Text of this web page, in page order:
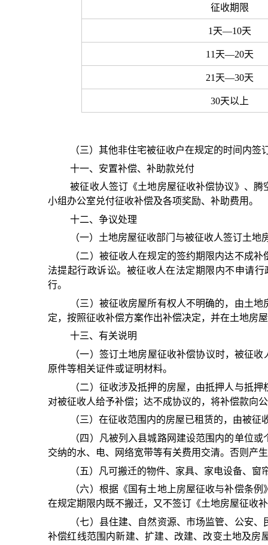
征收期限
1天—10天
11天—20天
21天—30天
30天以上
（三）其他非住宅被征收户在规定的时间内
十一、安置补偿、补助款兑付
被征收人签订《土地房屋征收补偿协议》、
小组办公室兑付征收补偿及各项奖励、补助费用。
十二、争议处理
（一）土地房屋征收部门与被征收人签订土
（二）被征收人在规定的签约期限内达不成
法提起行政诉讼。被征收人在法定期限内不申请
行。
（三）被征收房屋所有权人不明确的，由土
定，按照征收补偿方案作出补偿决定，并在土地房
十三、有关说明
（一）签订土地房屋征收补偿协议时，被征
原件等相关证件或证明材料。
（二）征收涉及抵押的房屋，由抵押人与抵
对被征收人给予补偿；达不成协议的，将补偿款向
（三）在征收范围内的房屋已租赁的，由被
（四）凡被列入县城路网建设范围内的单位
交纳的水、电、网络宽带等有关费用交清。否则产
（五）凡可搬迁的物件、家具、家电设备、
（六）根据《国有土地上房屋征收与补偿条
在规定期限内既不搬迁，又不签订 《土地房屋征收
（七）县住建、自然资源、市场监管、公安
补偿红线范围内新建、扩建、改建、改变土地及房